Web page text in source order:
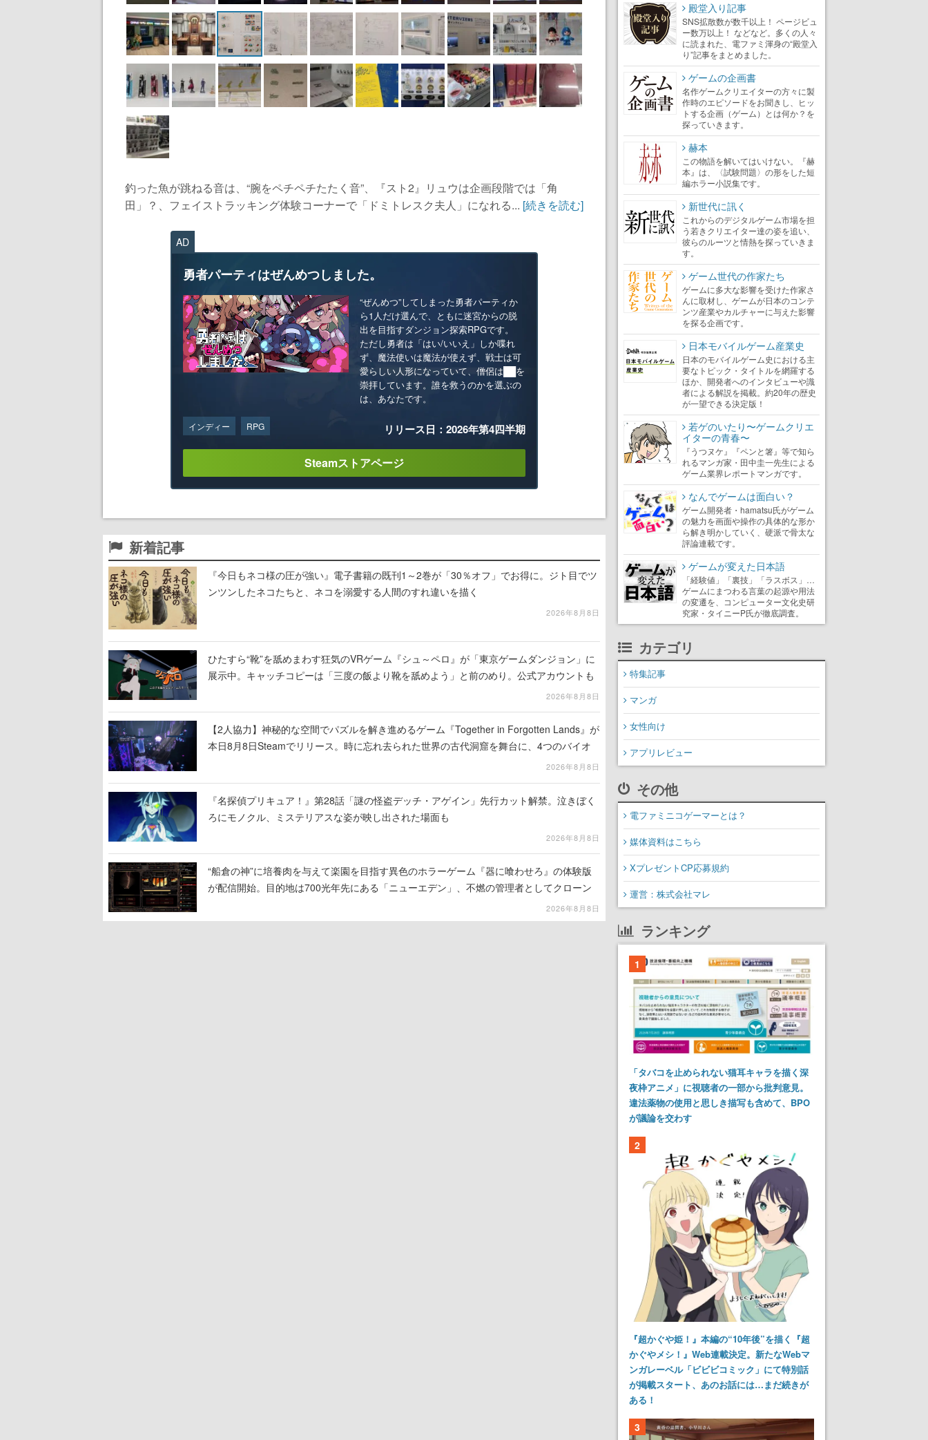
釣った魚が跳ねる音は、“腕をペチペチたたく音”、『スト2』リュウは企画段階では「角
田」？、フェイストラッキング体験コーナーで「ドミトレスク夫人」になれる... [続きを読む]
AD
勇者パーティはぜんめつしました。
“ぜんめつ”してしまった勇者パーティか
ら1人だけ選んで、ともに迷宮からの脱
出を目指すダンジョン探索RPGです。
ただし勇者は「はい/いいえ」しか喋れ
ず、魔法使いは魔法が使えず、戦士は可
愛らしい人形になっていて、僧侶は██を
崇拝しています。誰を救うのかを選ぶの
は、あなたです。
インディー RPG リリース日：2026年第4四半期
Steamストアページ
新着記事
『今日もネコ様の圧が強い』電子書籍の既刊1～2巻が「30％オフ」でお得に。ジト目でツ
ンツンしたネコたちと、ネコを溺愛する人間のすれ違いを描く
2026年8月8日
ひたすら“靴”を舐めまわす狂気のVRゲーム『シュ～ペロ』が「東京ゲームダンジョン」に
展示中。キャッチコピーは「三度の飯より靴を舐めよう」と前のめり。公式アカウントも
2026年8月8日
【2人協力】神秘的な空間でパズルを解き進めるゲーム『Together in Forgotten Lands』が
本日8月8日Steamでリリース。時に忘れ去られた世界の古代洞窟を舞台に、4つのバイオ
2026年8月8日
『名探偵プリキュア！』第28話「謎の怪盗デッチ・アゲイン」先行カット解禁。泣きぼく
ろにモノクル、ミステリアスな姿が映し出された場面も
2026年8月8日
“船倉の神”に培養肉を与えて楽園を目指す異色のホラーゲーム『器に喰わせろ』の体験版
が配信開始。目的地は700光年先にある「ニューエデン」、不燃の管理者としてクローン
2026年8月8日
殿堂入り記事
SNS拡散数が数千以上！ ページビュ
ー数万以上！ などなど。多くの人々
に読まれた、電ファミ渾身の“殿堂入
り”記事をまとめました。
ゲームの企画書
名作ゲームクリエイターの方々に製
作時のエピソードをお聞きし、ヒッ
トする企画（ゲーム）とは何か？を
探っていきます。
赫本
この物語を解いてはいけない。『赫
本』は、〈試験問題〉の形をした短
編ホラー小説集です。
新世代に訊く
これからのデジタルゲーム市場を担
う若きクリエイター達の姿を追い、
彼らのルーツと情熱を探っていきま
す。
ゲーム世代の作家たち
ゲームに多大な影響を受けた作家さ
んに取材し、ゲームが日本のコンテ
ンツ産業やカルチャーに与えた影響
を探る企画です。
日本モバイルゲーム産業史
日本のモバイルゲーム史における主
要なトピック・タイトルを網羅する
ほか、開発者へのインタビューや識
者による解説を掲載。約20年の歴史
が一望できる決定版！
若ゲのいたり〜ゲームクリエ
イターの青春〜
『うつヌケ』『ペンと箸』等で知ら
れるマンガ家・田中圭一先生による
ゲーム業界レポートマンガです。
なんでゲームは面白い？
ゲーム開発者・hamatsu氏がゲーム
の魅力を画面や操作の具体的な形か
ら解き明かしていく、硬派で骨太な
評論連載です。
ゲームが変えた日本語
「経験値」「裏技」「ラスボス」…
ゲームにまつわる言葉の起源や用法
の変遷を、コンピューター文化史研
究家・タイニーP氏が徹底調査。
カテゴリ
特集記事
マンガ
女性向け
アプリレビュー
その他
電ファミニコゲーマーとは？
媒体資料はこちら
XプレゼントCP応募規約
運営：株式会社マレ
ランキング
1
「タバコを止められない猫耳キャラを描く深
夜枠アニメ」に視聴者の一部から批判意見。
違法薬物の使用と思しき描写も含めて、BPO
が議論を交わす
2
『超かぐや姫！』本編の“10年後”を描く『超
かぐやメシ！』Web連載決定。新たなWebマ
ンガレーベル「ビビビコミック」にて特別話
が掲載スタート、あのお話には…まだ続きが
ある！
3